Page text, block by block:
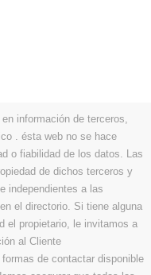
información de terceros,
. ésta web no se hace
o fiabilidad de los datos. Las
de dichos terceros y
independientes a las
el directorio. Si tiene alguna
el propietario, le invitamos a
al Cliente
de contactar disponible